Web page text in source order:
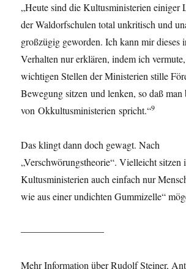
„Heute sind die Kultusministerien einiger
der Waldorfschulen total unkritisch und
großzügig geworden. Ich kann mir dieses
Verhalten nur erklären, indem ich
wichtigen Stellen der Ministerien stille
Bewegung sitzen und lenken, so daß
von Okkultusministerien spricht.“9
Das klingt dann doch gewagt. Nach
„Verschwörungstheorie“. Vielleicht sitzen
Kultusministerien auch einfach nur
wie aus einer undichten Gummizelle“
–––––––––––––––––
Mehr Information über Rudolf Steiner,